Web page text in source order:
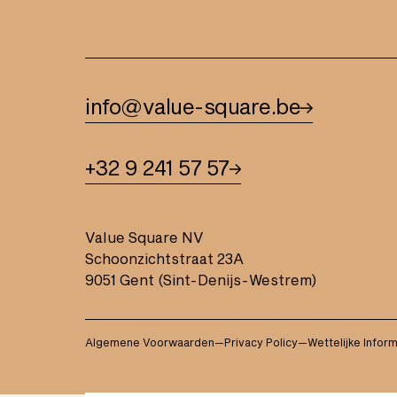
info@value-square.be
+32 9 241 57 57
Value Square NV
Schoonzichtstraat 23A
9051 Gent (Sint-Denijs-Westrem)
Algemene Voorwaarden—Privacy Policy—Wettelijke